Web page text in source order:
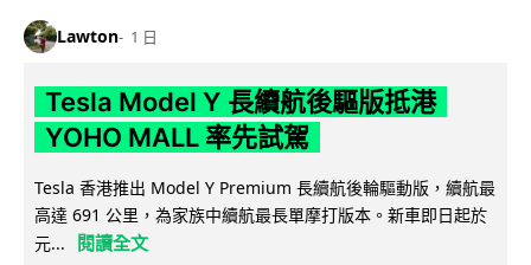
Lawton 1 日
Tesla Model Y 長續航後驅版抵港
YOHO MALL 率先試駕
Tesla 香港推出 Model Y Premium 長續航後輪驅動版，續航最
高達 691 公里，為家族中續航最長單摩打版本。新車即日起於
元...
閱讀全文